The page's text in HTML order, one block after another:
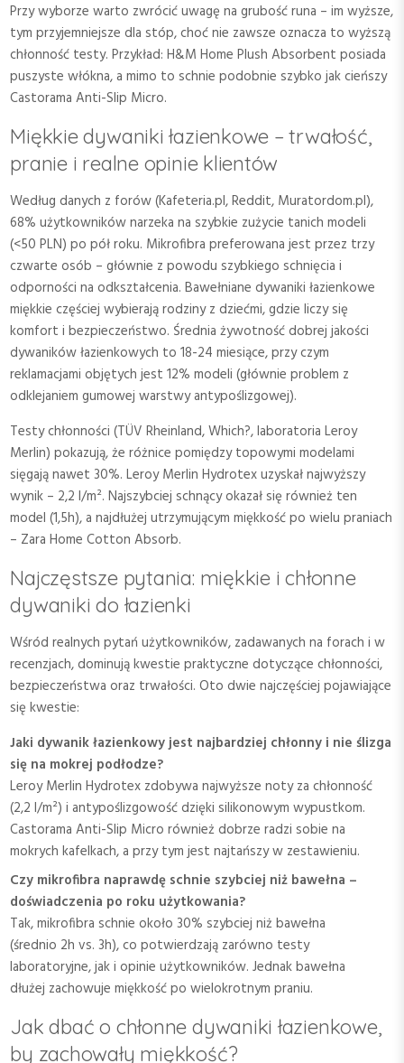
Przy wyborze warto zwrócić uwagę na grubość runa – im wyższe,
tym przyjemniejsze dla stóp, choć nie zawsze oznacza to wyższą
chłonność testy. Przykład: H&M Home Plush Absorbent posiada
puszyste włókna, a mimo to schnie podobnie szybko jak cieńszy
Castorama Anti-Slip Micro.
Miękkie dywaniki łazienkowe – trwałość,
pranie i realne opinie klientów
Według danych z forów (Kafeteria.pl, Reddit, Muratordom.pl),
68% użytkowników narzeka na szybkie zużycie tanich modeli
(<50 PLN) po pół roku. Mikrofibra preferowana jest przez trzy
czwarte osób – głównie z powodu szybkiego schnięcia i
odporności na odkształcenia. Bawełniane dywaniki łazienkowe
miękkie częściej wybierają rodziny z dziećmi, gdzie liczy się
komfort i bezpieczeństwo. Średnia żywotność dobrej jakości
dywaników łazienkowych to 18-24 miesiące, przy czym
reklamacjami objętych jest 12% modeli (głównie problem z
odklejaniem gumowej warstwy antypoślizgowej).
Testy chłonności (TÜV Rheinland, Which?, laboratoria Leroy
Merlin) pokazują, że różnice pomiędzy topowymi modelami
sięgają nawet 30%. Leroy Merlin Hydrotex uzyskał najwyższy
wynik – 2,2 l/m². Najszybciej schnący okazał się również ten
model (1,5h), a najdłużej utrzymującym miękkość po wielu praniach
– Zara Home Cotton Absorb.
Najczęstsze pytania: miękkie i chłonne
dywaniki do łazienki
Wśród realnych pytań użytkowników, zadawanych na forach i w
recenzjach, dominują kwestie praktyczne dotyczące chłonności,
bezpieczeństwa oraz trwałości. Oto dwie najczęściej pojawiające
się kwestie:
Jaki dywanik łazienkowy jest najbardziej chłonny i nie ślizga
się na mokrej podłodze?
Leroy Merlin Hydrotex zdobywa najwyższe noty za chłonność
(2,2 l/m²) i antypoślizgowość dzięki silikonowym wypustkom.
Castorama Anti-Slip Micro również dobrze radzi sobie na
mokrych kafelkach, a przy tym jest najtańszy w zestawieniu.
Czy mikrofibra naprawdę schnie szybciej niż bawełna –
doświadczenia po roku użytkowania?
Tak, mikrofibra schnie około 30% szybciej niż bawełna
(średnio 2h vs. 3h), co potwierdzają zarówno testy
laboratoryjne, jak i opinie użytkowników. Jednak bawełna
dłużej zachowuje miękkość po wielokrotnym praniu.
Jak dbać o chłonne dywaniki łazienkowe,
by zachowały miękkość?